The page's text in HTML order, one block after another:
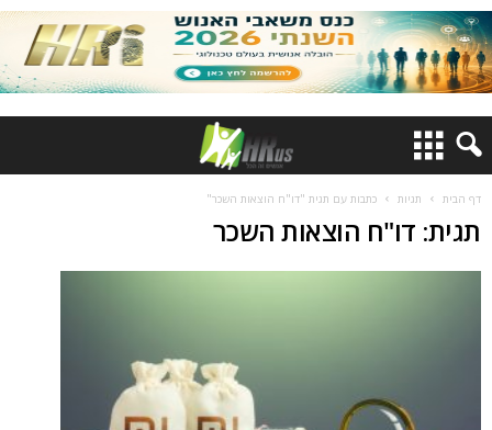
דף הבית תגיות כתבות עם תגית "דו"ח הוצאות השכר"
תגית: דו"ח הוצאות השכר